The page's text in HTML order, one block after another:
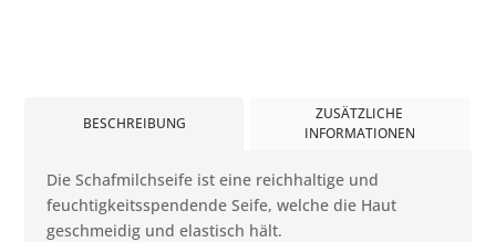
BESCHREIBUNG
ZUSÄTZLICHE
INFORMATIONEN
Die Schafmilchseife ist eine reichhaltige und
feuchtigkeitsspendende Seife, welche die Haut
geschmeidig und elastisch hält.